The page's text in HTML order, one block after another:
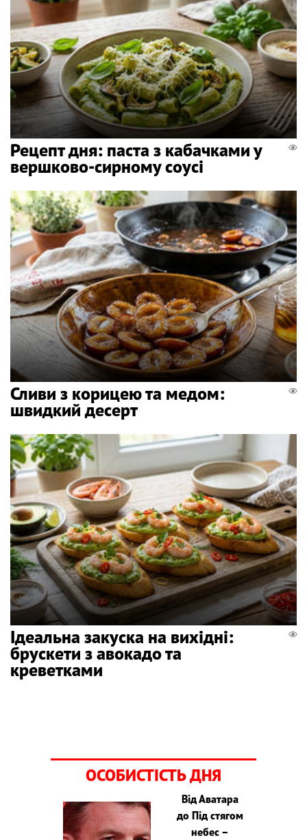
Рецепт дня: паста з кабачками у
вершково-сирному соусі
Сливи з корицею та медом:
швидкий десерт
Ідеальна закуска на вихідні:
брускети з авокадо та
креветками
ОСОБИСТІСТЬ ДНЯ
Від Аватара
до Під стягом
небес –